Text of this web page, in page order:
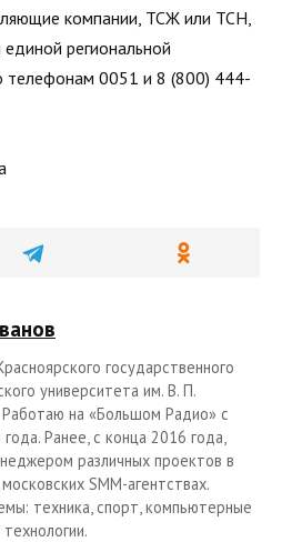
компании, ТСЖ или ТСН,
региональной
телефонам 0051 и 8 (800) 444-
государственного
университета им. В. П.
на «Большом Радио» с
Ранее, с конца 2016 года,
различных проектов в
SMM-агентствах.
техника, спорт, компьютерные